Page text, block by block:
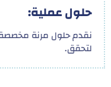
حلول عملية:
نقدم حلول مرنة مخصصة
لتحقق.